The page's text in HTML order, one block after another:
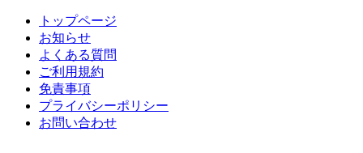
トップページ
お知らせ
よくある質問
ご利用規約
免責事項
プライバシーポリシー
お問い合わせ